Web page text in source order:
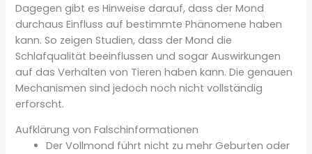
Dagegen gibt es Hinweise darauf, dass der Mond
durchaus Einfluss auf bestimmte Phänomene haben
kann. So zeigen Studien, dass der Mond die
Schlafqualität beeinflussen und sogar Auswirkungen
auf das Verhalten von Tieren haben kann. Die genauen
Mechanismen sind jedoch noch nicht vollständig
erforscht.
Aufklärung von Falschinformationen
Der Vollmond führt nicht zu mehr Geburten oder